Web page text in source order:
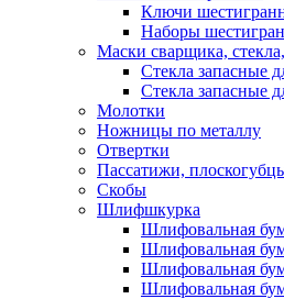
Ключи
Наборы
Маски сварщика,
Стекла запасные
Стекла запасные
Молотки
Ножницы по металлу
Отвертки
Пассатижи,
Скобы
Шлифшкурка
Шлифовальная
Шлифовальная
Шлифовальная
Шлифовальная